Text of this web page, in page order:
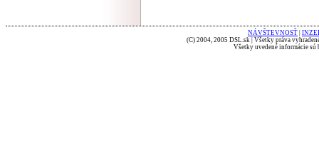
NÁVŠTEVNOSŤ
(C) 2004, 2005 DSL.sk | Všetky práva
Všetky uvedené informácie sú